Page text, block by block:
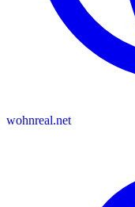
wohnreal.net